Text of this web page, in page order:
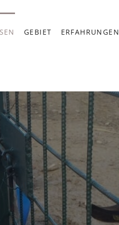
GEBIET ERFAHRUNGEN